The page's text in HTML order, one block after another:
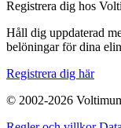
Registrera dig hos
Håll dig uppdaterad
belöningar för dina
Registrera dig här
© 2002-2026